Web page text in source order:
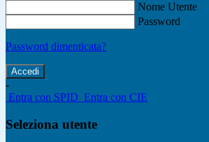
Nome Utente
Password
Password dimenticata?
-
Entra con SPID Entra con CIE
Seleziona utente